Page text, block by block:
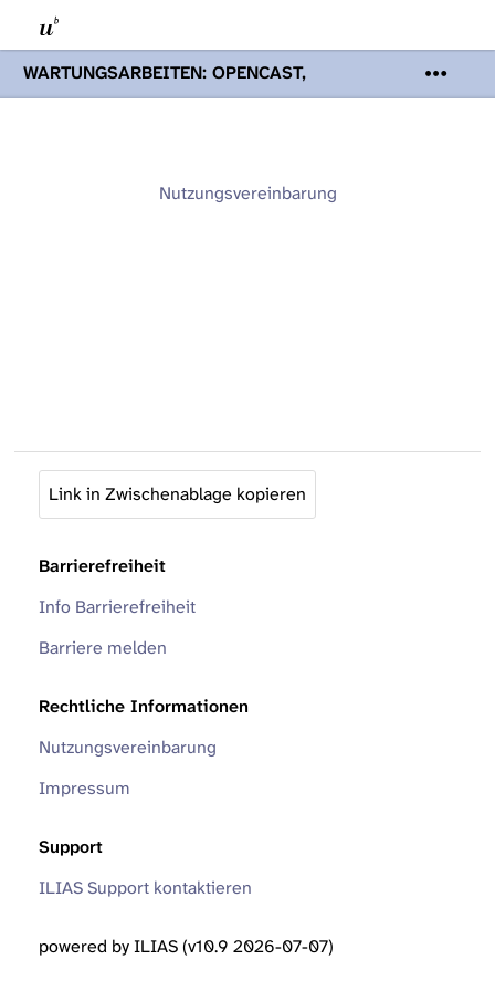
WARTUNGSARBEITEN: OPENCAST,
PODCASTS & TOBIRA
Mi 19. August
Opencast-Videos und Tobira nicht zur
Nutzungsvereinbarung
Link in Zwischenablage kopieren
Barrierefreiheit
Info Barrierefreiheit
Barriere melden
Rechtliche Informationen
Nutzungsvereinbarung
Impressum
Support
ILIAS Support kontaktieren
powered by ILIAS (v10.9 2026-07-07)